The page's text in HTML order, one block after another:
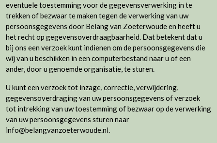
eventuele toestemming voor de gegevensverwerking in te
trekken of bezwaar te maken tegen de verwerking van uw
persoonsgegevens door Belang van Zoeterwoude en heeft u
het recht op gegevensoverdraagbaarheid. Dat betekent dat u
bij ons een verzoek kunt indienen om de persoonsgegevens die
wij van u beschikken in een computerbestand naar u of een
ander, door u genoemde organisatie, te sturen.
U kunt een verzoek tot inzage, correctie, verwijdering,
gegevensoverdraging van uw persoonsgegevens of verzoek
tot intrekking van uw toestemming of bezwaar op de verwerking
van uw persoonsgegevens sturen naar
info@belangvanzoeterwoude.nl.